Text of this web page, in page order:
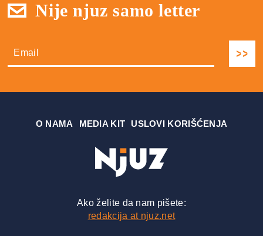
Nije njuz samo letter
О NAMA MEDIA KIT USLOVI KORIŠĆENJA
Ako želite da nam pišete:
redakcija at njuz.net